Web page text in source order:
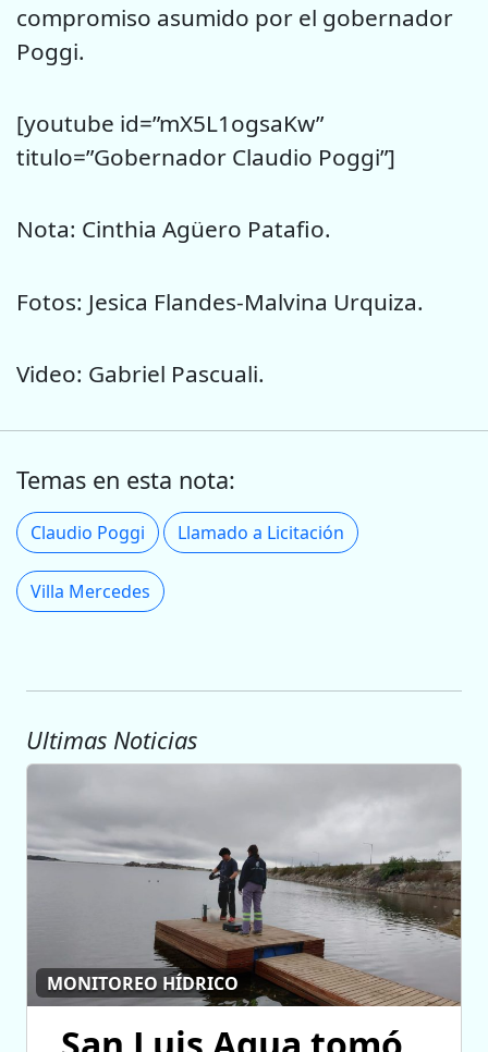
compromiso asumido por el gobernador
Poggi.
[youtube id=”mX5L1ogsaKw”
titulo=”Gobernador Claudio Poggi”]
Nota: Cinthia Agüero Patafio.
Fotos: Jesica Flandes-Malvina Urquiza.
Video: Gabriel Pascuali.
Temas en esta nota:
Claudio Poggi Llamado a Licitación
Villa Mercedes
Ultimas Noticias
MONITOREO HÍDRICO